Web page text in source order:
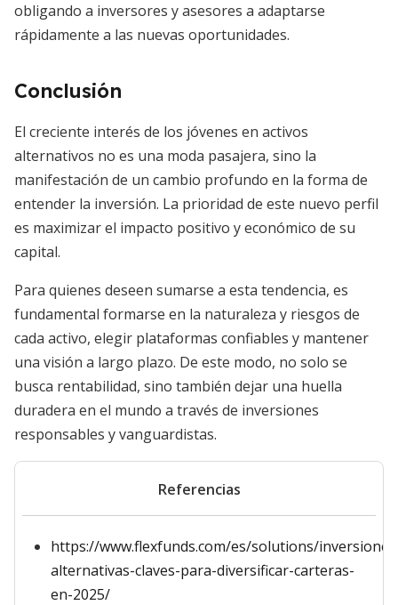
obligando a inversores y asesores a adaptarse
rápidamente a las nuevas oportunidades.
Conclusión
El creciente interés de los jóvenes en activos
alternativos no es una moda pasajera, sino la
manifestación de un cambio profundo en la forma de
entender la inversión. La prioridad de este nuevo perfil
es maximizar el impacto positivo y económico de su
capital.
Para quienes deseen sumarse a esta tendencia, es
fundamental formarse en la naturaleza y riesgos de
cada activo, elegir plataformas confiables y mantener
una visión a largo plazo. De este modo, no solo se
busca rentabilidad, sino también dejar una huella
duradera en el mundo a través de inversiones
responsables y vanguardistas.
Referencias
https://www.flexfunds.com/es/solutions/
alternativas-claves-para-diversificar-carteras-
en-2025/